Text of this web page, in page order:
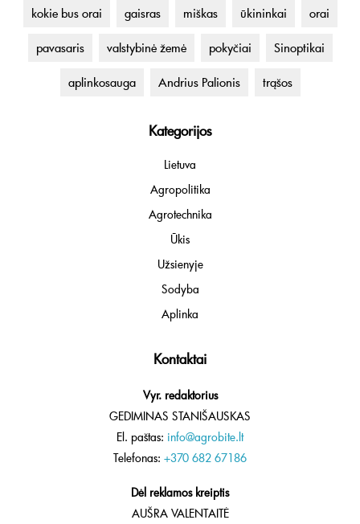
kokie bus orai gaisras miškas ūkininkai orai
pavasaris valstybinė žemė pokyčiai Sinoptikai
aplinkosauga Andrius Palionis trąšos
Kategorijos
Lietuva
Agropolitika
Agrotechnika
Ūkis
Užsienyje
Sodyba
Aplinka
Kontaktai
Vyr. redaktorius
GEDIMINAS STANIŠAUSKAS
El. paštas: info@agrobite.lt
Telefonas: +370 682 67186
Dėl reklamos kreiptis
AUŠRA VALENTAITĖ